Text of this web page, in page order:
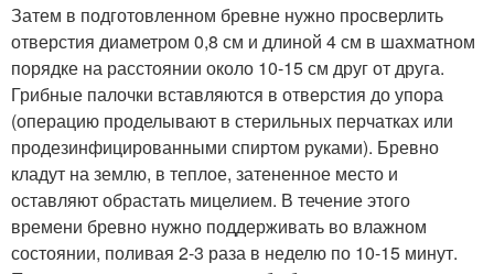
Затем в подготовленном бревне нужно просверлить
отверстия диаметром 0,8 см и длиной 4 см в шахматном
порядке на расстоянии около 10-15 см друг от друга.
Грибные палочки вставляются в отверстия до упора
(операцию проделывают в стерильных перчатках или
продезинфицированными спиртом руками). Бревно
кладут на землю, в теплое, затененное место и
оставляют обрастать мицелием. В течение этого
времени бревно нужно поддерживать во влажном
состоянии, поливая 2-3 раза в неделю по 10-15 минут.